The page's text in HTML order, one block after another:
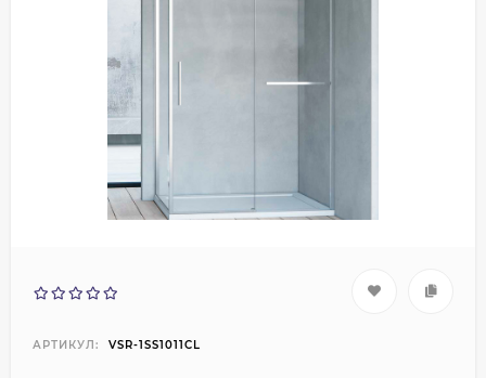
АРТИКУЛ: VSR-1SS1011CL